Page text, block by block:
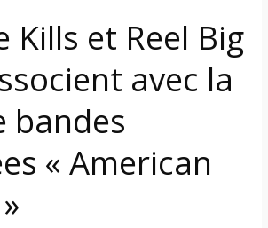
Kills et Reel Big
avec la
bandes
« American